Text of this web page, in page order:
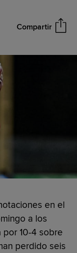
Compartir
en el
a los
por 10-4 sobre
perdido seis